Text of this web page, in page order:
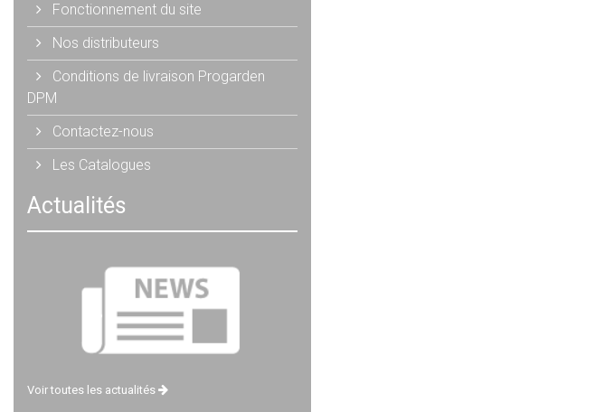
Fonctionnement du site
Nos distributeurs
Conditions de livraison Progarden
DPM
Contactez-nous
Les Catalogues
Actualités
Voir toutes les actualités